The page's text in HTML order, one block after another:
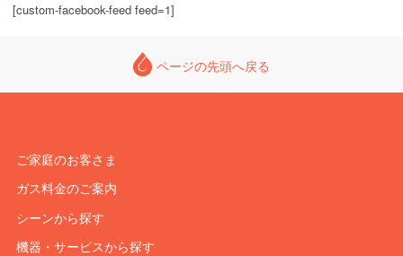
[custom-facebook-feed feed=1]
ページの先頭へ戻る
ご家庭のお客さま
ガス料金のご案内
シーンから探す
機器・サービスから探す